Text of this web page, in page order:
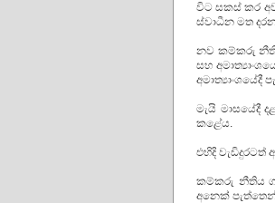
විට සකස් කර
ස්වාධීන මත
නව කම්කරු නීති
සහ
අමාත්‍යාංශයේදී
මැයි මාසයේදී
කළේය.
එහිදි වැඩිදුරටත්
කම්කරු නීතිය
අනෙක්